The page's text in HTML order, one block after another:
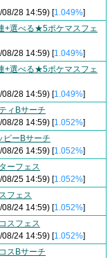
28 14:59) [1.049%]
+選べる★5ポケマスフェ
28 14:59) [1.049%]
+選べる★5ポケマスフェ
28 14:59) [1.049%]
ィBサーチ
28 14:59) [1.052%]
ピーBサーチ
26 14:59) [1.052%]
ーフェス
25 14:59) [1.052%]
フェス
24 14:59) [1.052%]
スフェス
24 14:59) [1.052%]
スBサーチ